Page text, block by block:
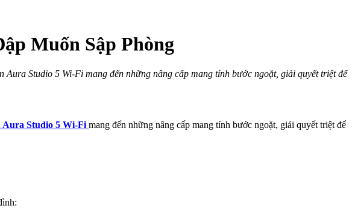
Muốn Sập Phòng
Studio 5 Wi-Fi mang đến những nâng cấp mang tính bước ngoặt, giải quyết triệt để
Studio 5 Wi-Fi mang đến những nâng cấp mang tính bước ngoặt, giải quyết triệt để